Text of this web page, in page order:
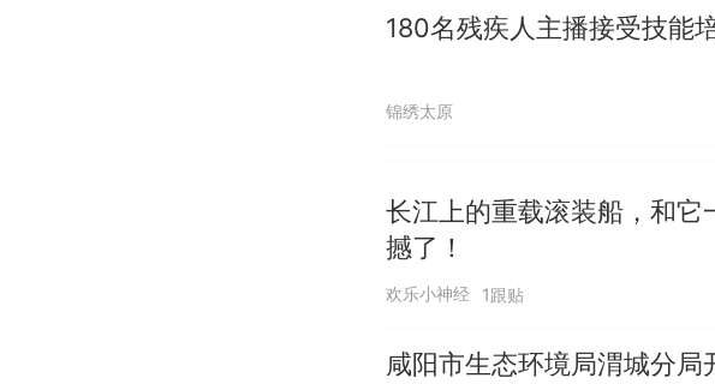
180名残疾人主播接受技能
锦绣太原
长江上的重载滚装船，和
撼了！
欢乐小神经 1跟贴
咸阳市生态环境局渭城分